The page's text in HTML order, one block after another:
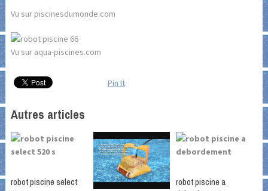
Vu sur piscinesdumonde.com
Vu sur aqua-piscines.com
Pin It
Autres articles
robot piscine select
robot piscine a